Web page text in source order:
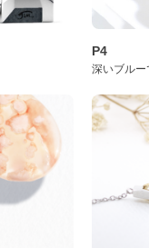
P4
深いブル